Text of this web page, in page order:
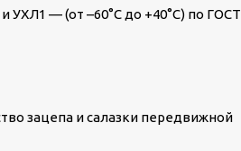
УХЛ1 — (от –60°C до +40°C) по ГОСТ
зацепа и салазки передвижной